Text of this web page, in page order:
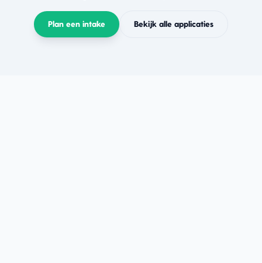
Plan een intake Bekijk alle applicaties